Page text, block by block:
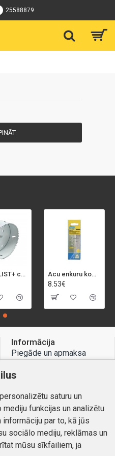
25588879
SPECIALIST+ caurumu zāģis BI-METAL, 98 mm Acu enkuru komplekts, 3-13 mm, Rapid, 12 gab.
8.53€
Informācija
Piegāde un apmaksa
Atteikuma tiesības
Kontakti
saturu un
funkcijas un analizētu
par to, kā jūs
sociālo mediju, reklāmas un
mūsu sīkfailiem, ja